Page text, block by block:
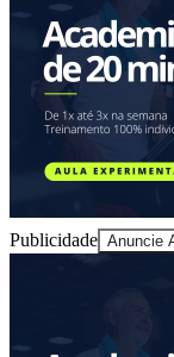
Juventude
Publicidade Anuncie